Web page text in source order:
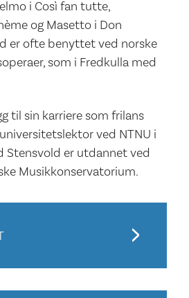
i Così fan tutte,
og Masetto i Don
er ofte benyttet ved norske
som i Fredkulla med
til sin karriere som frilans
ved NTNU i
Stensvold er utdannet ved
Musikkonservatorium.